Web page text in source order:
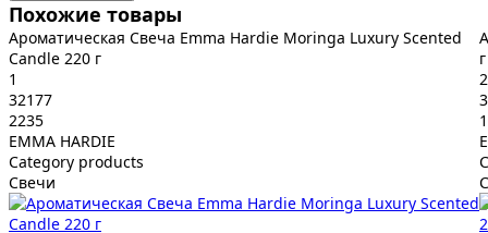
Похожие товары
Ароматическая Свеча Emma Hardie Moringa Luxury Scented
Candle 220 г
1
32177
2235
EMMA HARDIE
Category products
Свечи
г
2